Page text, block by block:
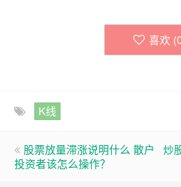
喜欢 (
K线
股票放量滞涨说明什么 散户
投资者该怎么操作？
炒